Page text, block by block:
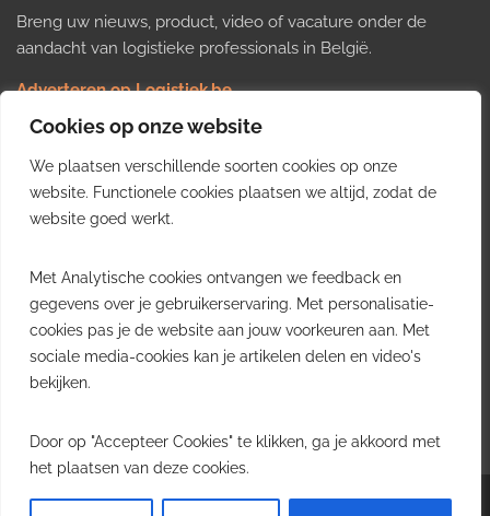
Cookies op onze website
We plaatsen verschillende soorten cookies op onze
website. Functionele cookies plaatsen we altijd, zodat de
website goed werkt.
Met Analytische cookies ontvangen we feedback en
gegevens over je gebruikerservaring. Met personalisatie-
cookies pas je de website aan jouw voorkeuren aan. Met
sociale media-cookies kan je artikelen delen en video's
bekijken.
Door op "Accepteer Cookies" te klikken, ga je akkoord met
het plaatsen van deze cookies.
Breng uw nieuws, product, video of vacature onder de
aandacht van logistieke professionals in België.
Adverteren op Logistiek.be
Nieuws insturen
Uw video op Logistiek.TV
Job plaatsen
Gratis wekelijkse update
inzichten uit de Belgische logistieke sector in uw inbox.
Ontvang je gratis
wekelijkse update